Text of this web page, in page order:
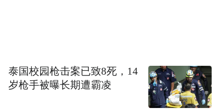
泰国校园枪击案已致8死，14
岁枪手被曝长期遭霸凌